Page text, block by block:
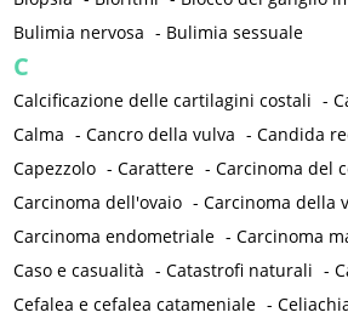
Bulimia nervosa - Bulimia sessuale
C
Calcificazione delle cartilagini costali -
Calma -Cancro della vulva -Candida
Capezzolo -Carattere -Carcinoma del
Carcinoma dell'ovaio -Carcinoma della
Carcinoma endometriale -Carcinoma
Caso e casualità -Catastrofi naturali -
Cefalea e cefalea catameniale -